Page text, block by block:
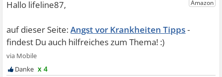
Angst vor Krankheiten Tipps
x 4